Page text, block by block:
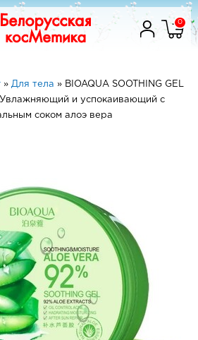
0
» Для тела » BIOAQUA SOOTHING GEL
Увлажняющий и успокаивающий с
соком алоэ вера